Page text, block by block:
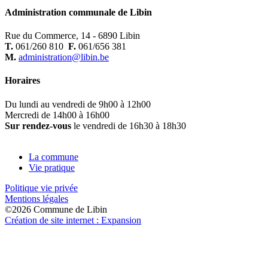
Administration communale de Libin
Rue du Commerce, 14 - 6890 Libin
T. 061/260 810 F. 061/656 381
M. administration@libin.be
Horaires
Du lundi au vendredi de 9h00 à 12h00
Mercredi de 14h00 à 16h00
Sur rendez-vous le vendredi de 16h30 à 18h30
La commune
Vie pratique
Politique vie privée
Mentions légales
©2026 Commune de Libin
Création de site internet : Expansion